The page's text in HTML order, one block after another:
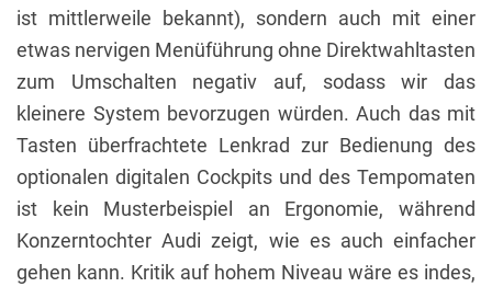
ist mittlerweile bekannt), sondern auch mit einer
etwas nervigen Menüführung ohne Direktwahltasten
zum Umschalten negativ auf, sodass wir das
kleinere System bevorzugen würden. Auch das mit
Tasten überfrachtete Lenkrad zur Bedienung des
optionalen digitalen Cockpits und des Tempomaten
ist kein Musterbeispiel an Ergonomie, während
Konzerntochter Audi zeigt, wie es auch einfacher
gehen kann. Kritik auf hohem Niveau wäre es indes,